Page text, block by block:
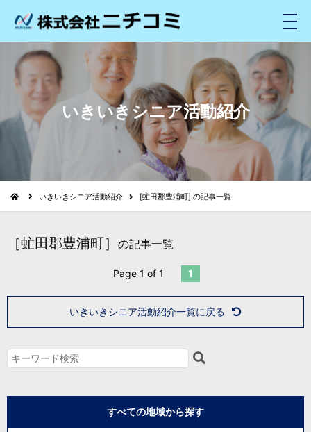
メ
ニ
ュ
いきいきシニア活動紹介
いきいきシニア活動紹介 [虻田郡豊浦町] の記事一覧
［虻田郡豊浦町］ の記事一覧
Page 1 of 1 1
いきいきシニア活動紹介一覧に戻る
すべての地域から探す